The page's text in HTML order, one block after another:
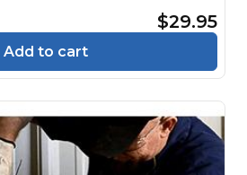
$29.95
Add to cart